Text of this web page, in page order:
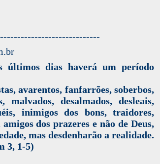
últimos dias haverá um período
avarentos, fanfarrões, soberbos,
malvados, desalmados, desleais,
inimigos dos bons, traidores,
dos prazeres e não de Deus,
mas desdenharão a realidade.
3, 1-5)